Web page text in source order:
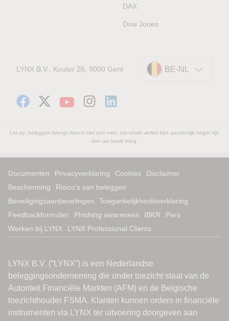
DAX
Dow Jones
LYNX B.V., Kouter 26, 9000 Gent BE-NL
Let op: beleggen brengt risico's met zich mee. Uw totale verlies kan aanzienlijk hoger zijn
dan uw totale inleg.
Documenten Privacyverklaring Cookies
Disclaimer
Bescherming
Risico’s van beleggen
Beveiligingsaanbevelingen
Toegankelijkheidsverklaring
Feedbackformulier
Phishing awareness IBKR
Pers
Werken bij LYNX
LYNX Professional Clients